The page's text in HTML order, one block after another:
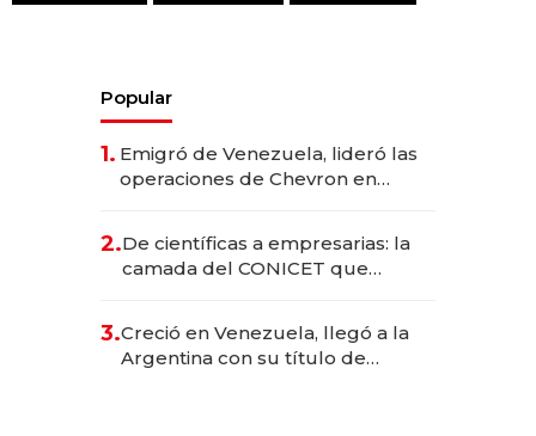
Popular
1. Emigró de Venezuela, lideró las
operaciones de Chevron en
2.De científicas a empresarias: la
camada del CONICET que
3.Creció en Venezuela, llegó a la
Argentina con su título de